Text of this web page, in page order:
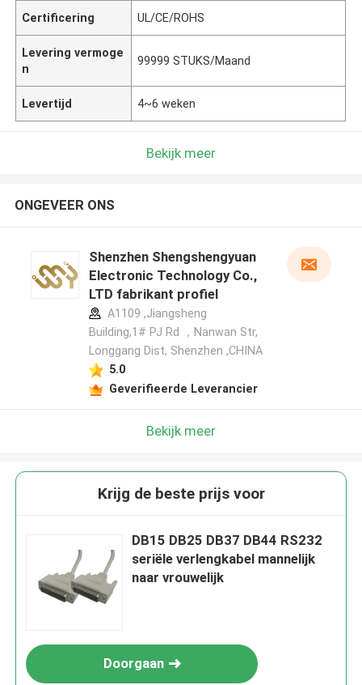
Certificering UL/CE/ROHS
Levering vermoge
n
99999 STUKS/Maand
Levertijd 4~6 weken
Bekijk meer
ONGEVEER ONS
Shenzhen Shengshengyuan
Electronic Technology Co.,
LTD fabrikant profiel
A1109 ,Jiangsheng
Building,1# PJ Rd ，Nanwan Str,
Longgang Dist, Shenzhen ,CHINA
5.0
Geverifieerde Leverancier
Bekijk meer
Krijg de beste prijs voor
DB15 DB25 DB37 DB44 RS232
seriële verlengkabel mannelijk
naar vrouwelijk
Doorgaan